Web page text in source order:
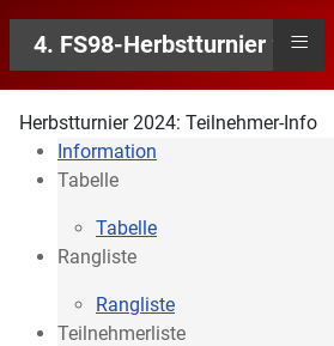
4. FS98-Herbstturnier 2024
≡
Herbstturnier 2024: Teilnehmer-Info
Information
Tabelle
Tabelle
Rangliste
Rangliste
Teilnehmerliste